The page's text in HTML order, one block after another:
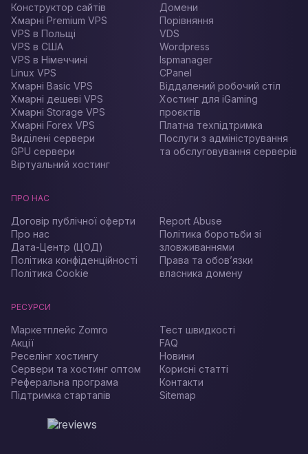
Конструктор сайтів
Хмарні Premium VPS
VPS в Польщі
VPS в США
VPS в Німеччині
Linux VPS
Хмарні Basic VPS
Хмарні дешеві VPS
Хмарні Storage VPS
Хмарні Forex VPS
Виділені сервери
GPU сервери
Віртуальний хостинг
Домени
Порівняння
VDS
Wordpress
Ispmanager
CPanel
Віддалений робочий стіл
Хостинг для iGaming
проєктів
Платна техпідтримка
Послуги з адміністрування
та обслуговування серверів
ПРО НАС
Договір публічної оферти
Про нас
Дата-Центр (ЦОД)
Політика конфіденційності
Політика Cookie
Report Abuse
Політика боротьби зі
зловживаннями
Права та обов’язки
власника домену
РЕСУРСИ
Маркетплейс Zomro
Акції
Реселінг хостингу
Сервери та хостинг оптом
Реферальна програма
Підтримка стартапів
Тест швидкості
FAQ
Новини
Корисні статті
Контакти
Sitemap